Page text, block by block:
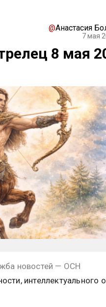
@Анастасия
7 мая
8 мая
новостей — ОСН
интеллектуального